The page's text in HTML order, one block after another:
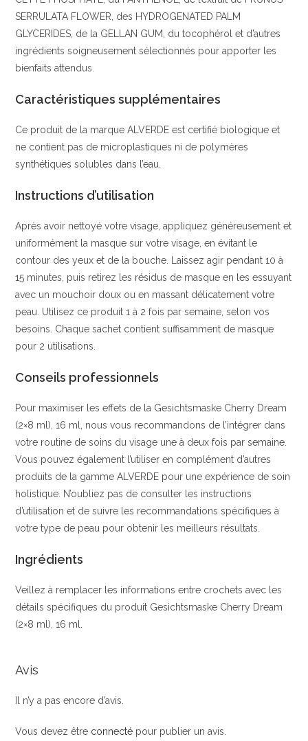
SERRULATA FLOWER, des HYDROGENATED PALM
GLYCERIDES, de la GELLAN GUM, du tocophérol et d’autres
ingrédients soigneusement sélectionnés pour apporter les
bienfaits attendus.
Caractéristiques supplémentaires
Ce produit de la marque ALVERDE est certifié biologique et
ne contient pas de microplastiques ni de polymères
synthétiques solubles dans l’eau.
Instructions d’utilisation
Après avoir nettoyé votre visage, appliquez généreusement et
uniformément la masque sur votre visage, en évitant le
contour des yeux et de la bouche. Laissez agir pendant 10 à
15 minutes, puis retirez les résidus de masque en les essuyant
avec un mouchoir doux ou en massant délicatement votre
peau. Utilisez ce produit 1 à 2 fois par semaine, selon vos
besoins. Chaque sachet contient suffisamment de masque
pour 2 utilisations.
Conseils professionnels
Pour maximiser les effets de la Gesichtsmaske Cherry Dream
(2×8 ml), 16 ml, nous vous recommandons de l’intégrer dans
votre routine de soins du visage une à deux fois par semaine.
Vous pouvez également l’utiliser en complément d’autres
produits de la gamme ALVERDE pour une expérience de soin
holistique. N’oubliez pas de consulter les instructions
d’utilisation et de suivre les recommandations spécifiques à
votre type de peau pour obtenir les meilleurs résultats.
Ingrédients
Veillez à remplacer les informations entre crochets avec les
détails spécifiques du produit Gesichtsmaske Cherry Dream
(2×8 ml), 16 ml.
Avis
Il n’y a pas encore d’avis.
Vous devez être connecté pour publier un avis.